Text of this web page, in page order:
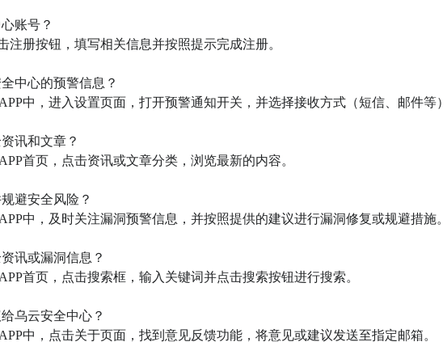
账号？
中心的预警信息？
讯和文章？
避安全风险？
讯或漏洞信息？
乌云安全中心？